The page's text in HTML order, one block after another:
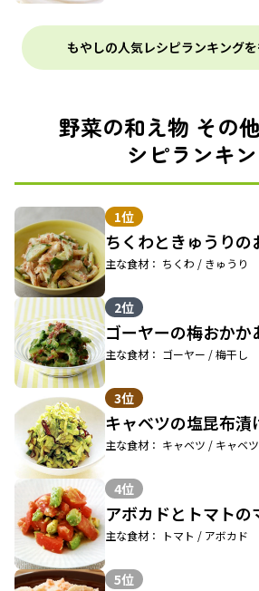
もやしの人気レシピランキング
野菜の和え物 その
シピランキ
1位
ちくわときゅうりの
主な食材： ちくわ / きゅうり
2位
ゴーヤーの梅おかか
主な食材： ゴーヤー / 梅干し
3位
キャベツの塩昆布漬
主な食材： キャベツ / キャベツ
4位
アボカドとトマトの
主な食材： トマト / アボカド
5位